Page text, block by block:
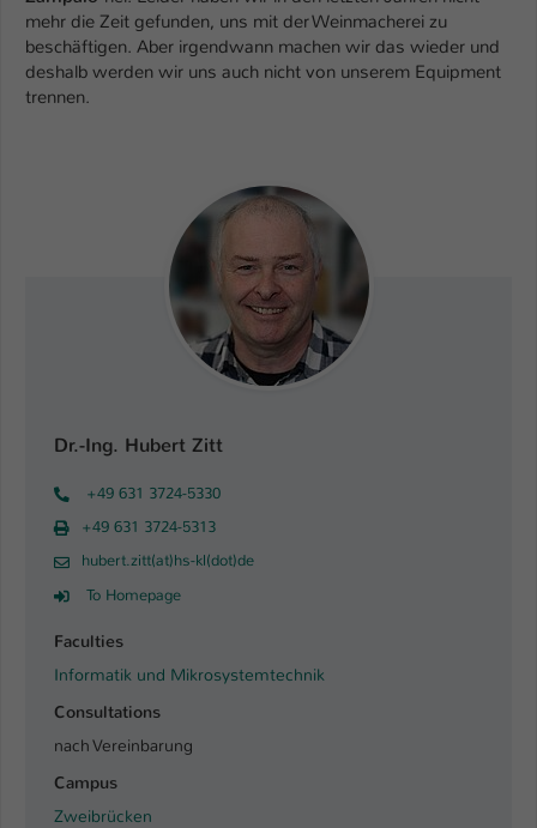
mehr die Zeit gefunden, uns mit der Weinmacherei zu
beschäftigen. Aber irgendwann machen wir das wieder und
deshalb werden wir uns auch nicht von unserem Equipment
trennen.
Dr.-Ing. Hubert Zitt
+49 631 3724-5330
+49 631 3724-5313
hubert.zitt(at)hs-kl(dot)de
To Homepage
Faculties
Informatik und Mikrosystemtechnik
Consultations
nach Vereinbarung
Campus
Zweibrücken
Zweck
Einstellungen. Unter anderem eine zufällig
generierte ID, für die historische
Speicherung Ihrer vorgenommen
fe_typo_user / PHPSESSID
TYPO3
1 Woche
Dieses Cookie ist ein Standard-Session-
Cookie von TYPO3. Es speichert im Fall
wiedererkannt werden und es wird ihm
gewährt.
Laufzeit 1 Tag
Zweck
ein Besucher im Typo3-Backend